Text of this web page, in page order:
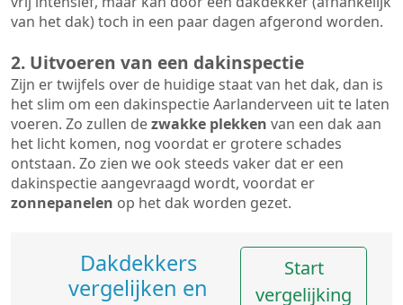
van het dak) toch in een paar dagen afgerond worden.
2. Uitvoeren van een dakinspectie
Zijn er twijfels over de huidige staat van het dak, dan is
het slim om een dakinspectie Aarlanderveen uit te laten
voeren. Zo zullen dezwakke plekken van een dak aan
het licht komen, nog voordat er grotere schades
ontstaan. Zo zien we ook steeds vaker dat er een
dakinspectie aangevraagd wordt, voordat er
zonnepanelen op het dak worden gezet.
Dakdekkers
vergelijken en
Start
vergelijking